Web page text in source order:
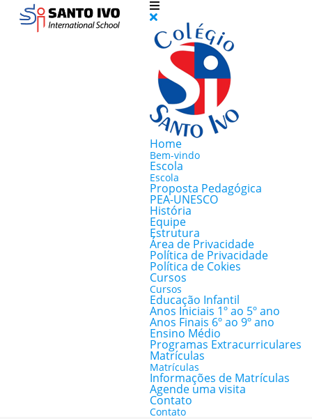
Home
Bem-vindo
Escola
Escola
Proposta Pedagógica
PEA-UNESCO
História
Equipe
Estrutura
Área de Privacidade
Política de Privacidade
Política de Cokies
Cursos
Cursos
Educação Infantil
Anos Iniciais 1º ao 5º ano
Anos Finais 6º ao 9º ano
Ensino Médio
Programas Extracurriculares
Matrículas
Matrículas
Informações de Matrículas
Agende uma visita
Contato
Contato